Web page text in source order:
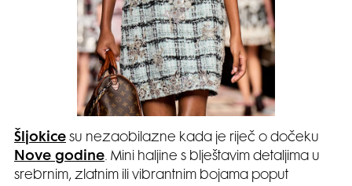
Šljokice su nezaobilazne kada je riječ o dočeku
Nove godine. Mini haljine s blještavim detaljima u
srebrnim, zlatnim ili vibrantnim bojama poput